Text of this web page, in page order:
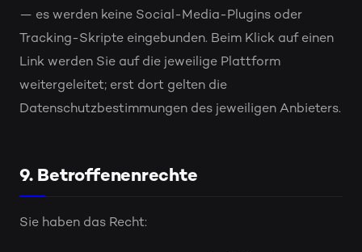
— es werden keine Social-Media-Plugins oder
Tracking-Skripte eingebunden. Beim Klick auf einen
Link werden Sie auf die jeweilige Plattform
weitergeleitet; erst dort gelten die
Datenschutzbestimmungen des jeweiligen Anbieters.
9. Betroffenenrechte
Sie haben das Recht: